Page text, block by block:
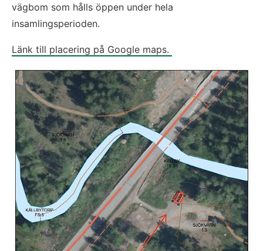
vägbom som hålls öppen under hela
insamlingsperioden.
Länk till placering på Google maps.